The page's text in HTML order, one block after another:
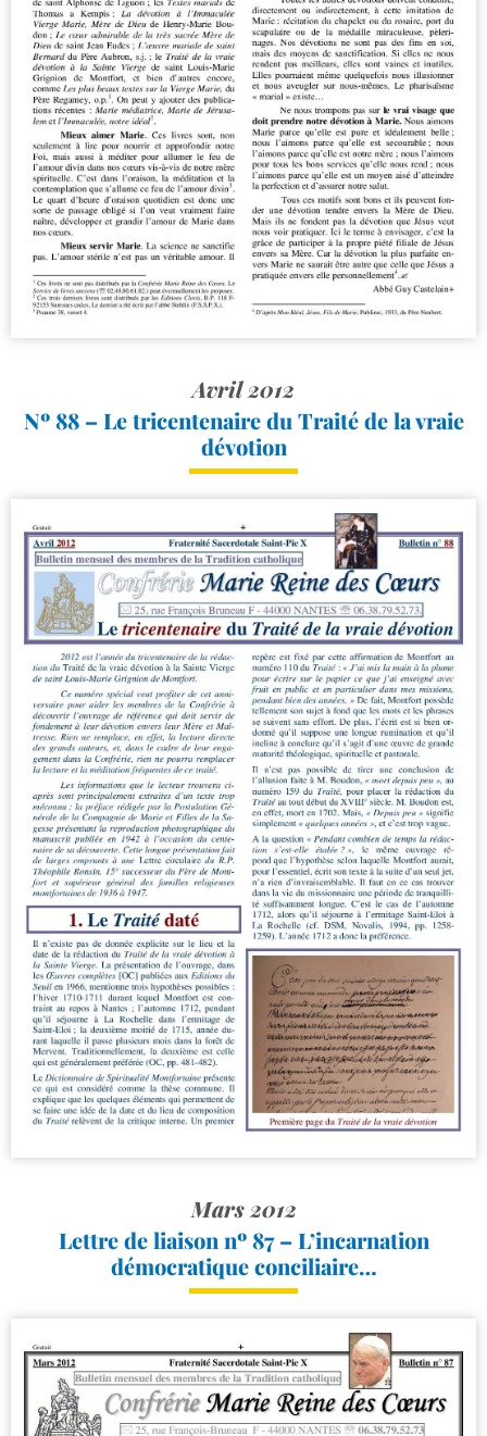
Avril 2012
Nº 88 – Le tricentenaire du Traité de la vraie
dévotion
Mars 2012
Lettre de liaison nº 87 – L’incarnation
démocratique conciliaire…